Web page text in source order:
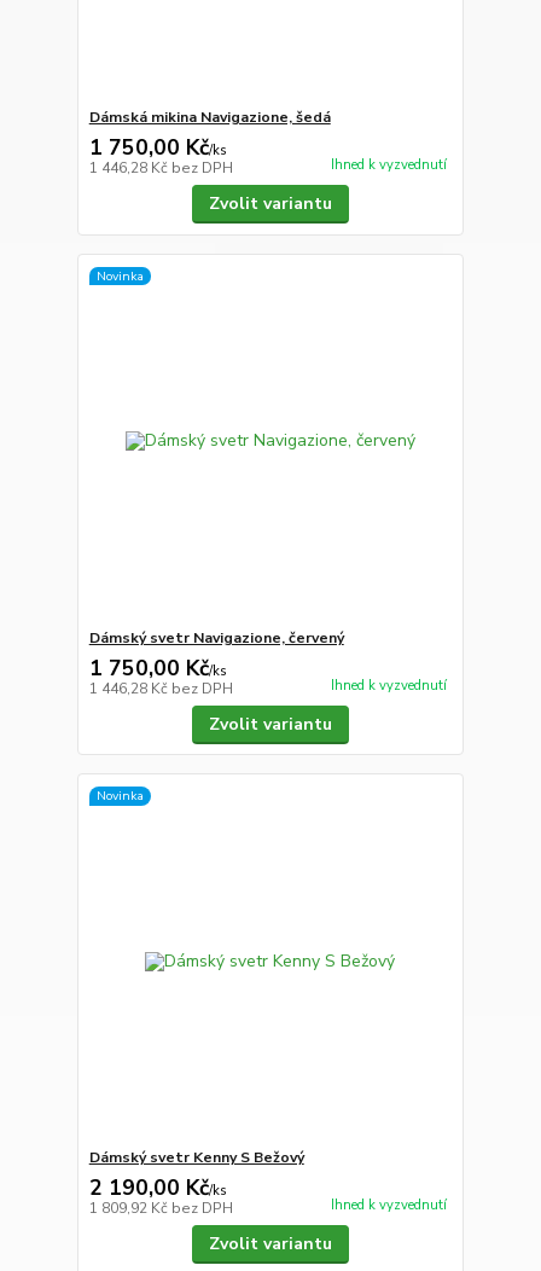
Dámská mikina Navigazione, šedá
1 750,00 Kč/ks
1 446,28 Kč bez DPH Ihned k vyzvednutí
Zvolit variantu
Novinka
Dámský svetr Navigazione, červený
1 750,00 Kč/ks
1 446,28 Kč bez DPH Ihned k vyzvednutí
Zvolit variantu
Novinka
Dámský svetr Kenny S Bežový
2 190,00 Kč/ks
1 809,92 Kč bez DPH Ihned k vyzvednutí
Zvolit variantu